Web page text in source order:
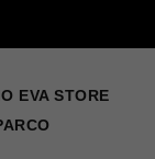
EVA STORE